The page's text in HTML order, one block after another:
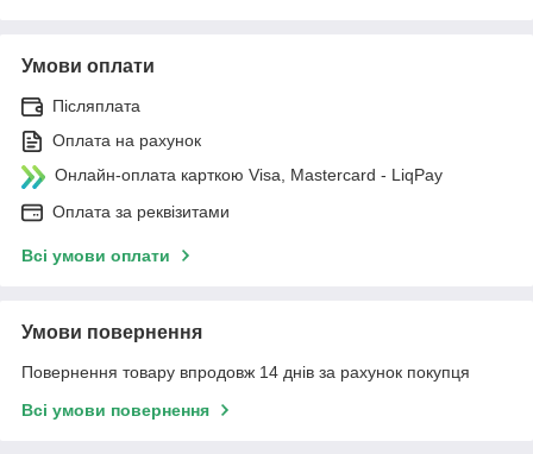
Умови оплати
Післяплата
Оплата на рахунок
Онлайн-оплата карткою Visa, Mastercard - LiqPay
Оплата за реквізитами
Всі умови оплати
Умови повернення
Повернення товару впродовж 14 днів за рахунок покупця
Всі умови повернення